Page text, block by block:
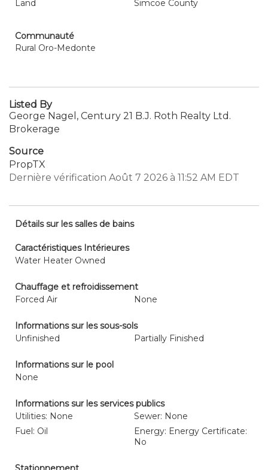
Land
Simcoe County
Communauté
Rural Oro-Medonte
Listed By
George Nagel, Century 21 B.J. Roth Realty Ltd.
Brokerage
Source
PropTX
Dernière vérification Août 7 2026 à 11:52 AM EDT
Détails sur les salles de bains
Caractéristiques Intérieures
Water Heater Owned
Chauffage et refroidissement
Forced Air
None
Informations sur les sous-sols
Unfinished
Partially Finished
Informations sur le pool
None
Informations sur les services publics
Utilities: None
Sewer: None
Fuel: Oil
Energy: Energy Certificate:
No